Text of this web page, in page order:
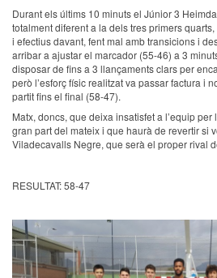
Durant els últims 10 minuts el Júnior 3
totalment diferent a la dels tres primers
i efectius davant, fent mal amb transicions i
arribar a ajustar el marcador (55-46) a 3
disposar de fins a 3 llançaments clars per
però l’esforç físic realitzat va passar factura i
partit fins el final (58-47).
Matx, doncs, que deixa insatisfet a l’equip
gran part del mateix i que haurà de revertir si
Viladecavalls Negre, que serà el proper rival
RESULTAT: 58-47